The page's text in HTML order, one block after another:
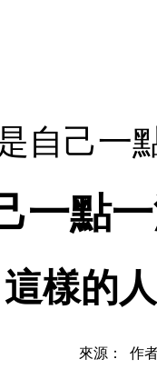
自己
一點
這樣的
來源： 作